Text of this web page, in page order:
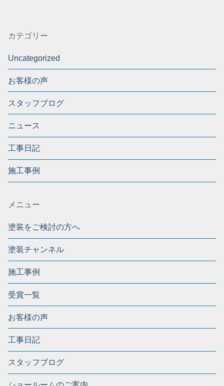
カテゴリー
Uncategorized
お客様の声
スタッフブログ
ニュース
工事日記
施工事例
メニュー
塗装をご検討の方へ
塗装チャンネル
施工事例
受賞一覧
お客様の声
工事日記
スタッフブログ